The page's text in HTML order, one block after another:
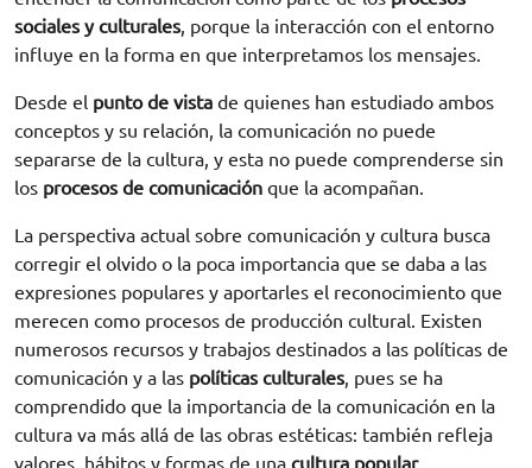
sociales y culturales, porque la interacción con el entorno
influye en la forma en que interpretamos los mensajes.
Desde el punto de vista de quienes han estudiado ambos
conceptos y su relación, la comunicación no puede
separarse de la cultura, y esta no puede comprenderse sin
los procesos de comunicación que la acompañan.
La perspectiva actual sobre comunicación y cultura busca
corregir el olvido o la poca importancia que se daba a las
expresiones populares y aportarles el reconocimiento que
merecen como procesos de producción cultural. Existen
numerosos recursos y trabajos destinados a las políticas de
comunicación y a las políticas culturales, pues se ha
comprendido que la importancia de la comunicación en la
cultura va más allá de las obras estéticas: también refleja
valores, hábitos y formas de una cultura popular.